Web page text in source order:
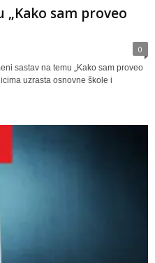
„Kako sam proveo
0
sastav na temu „Kako sam proveo
uzrasta osnovne škole i